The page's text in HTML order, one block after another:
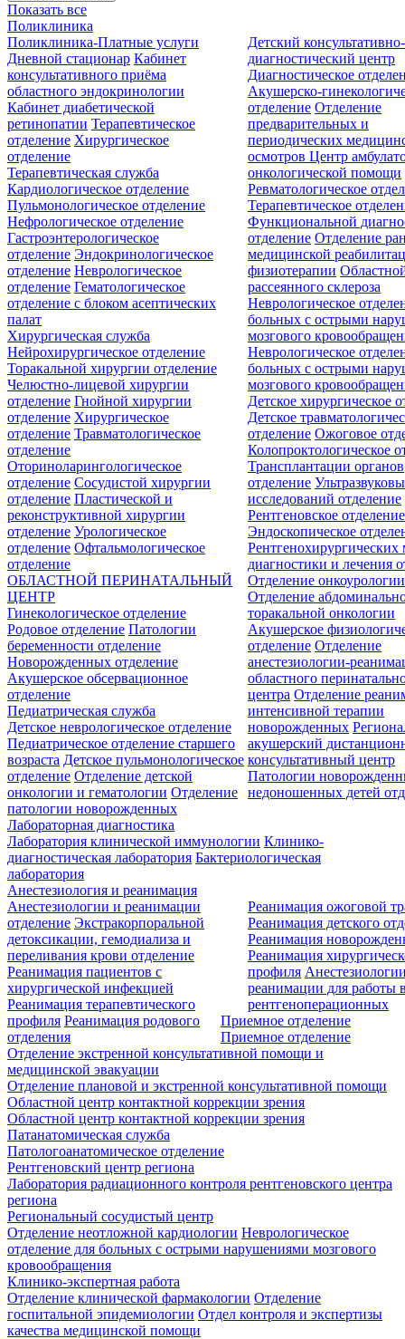
Показать все
Поликлиника
Поликлиника-Платные услуги
Дневной стационар Кабинет
консультативного приёма
областного эндокринологии
Кабинет диабетической
ретинопатии Терапевтическое
отделение Хирургическое
отделение
Детский консультативно-
диагностический центр
Диагностическое
Акушерско-
отделение Отделение
предварительных и
периодических
осмотровЦентр
онкологической помощи
Терапевтическая служба
Кардиологическое отделение
Пульмонологическое отделение
Нефрологическое отделение
Гастроэнтерологическое
отделение Эндокринологическое
отделение Неврологическое
отделение Гематологическое
отделение c блоком асептических
палат
Ревматологическое
Терапевтическое
Функциональной
отделение Отделение
медицинской
физиотерапии
рассеянного склероза
Неврологическое
больных с острыми
мозгового
Неврологическое
больных с острыми
мозгового
Хирургическая служба
Нейрохирургическое отделение
Торакальной хирургии отделение
Челюстно-лицевой хирургии
отделение Гнойной хирургии
отделение Хирургическое
отделение Травматологическое
отделение
Оториноларингологическое
отделение Сосудистой хирургии
отделение Пластической и
реконструктивной хирургии
отделение Урологическое
отделение Офтальмологическое
отделение
Детское хирургическое
Детское
отделение Ожоговое
Колопроктологическое
Трансплантации органов
отделение
исследований отделение
Рентгеновское отделение
Эндоскопическое
Рентгенохирургических
диагностики и лечения
Отделение онкоурологии
Отделение
торакальной онкологии
ОБЛАСТНОЙ ПЕРИНАТАЛЬНЫЙ
ЦЕНТР
Гинекологическое отделение
Родовое отделение Патологии
беременности отделение
Новорожденных отделение
Акушерское обсервационное
отделение
Акушерское
отделение Отделение
анестезиологии-
областного
центра Отделение
интенсивной терапии
новорожденных
акушерский
консультативный центр
Патологии
недоношенных детей
Педиатрическая служба
Детское неврологическое отделение
Педиатрическое отделение старшего
возраста Детское пульмонологическое
отделение Отделение детской
онкологии и гематологии Отделение
патологии новорожденных
Лабораторная диагностика
Лаборатория клинической иммунологии Клинико-
диагностическая лаборатория Бактериологическая
лаборатория
Анестезиология и реанимация
Анестезиологии и реанимации
отделение Экстракорпоральной
детоксикации, гемодиализа и
переливания крови отделение
Реанимация пациентов с
хирургической инфекцией
Реанимация терапевтического
профиля Реанимация родового
отделения
Реанимация ожоговой
Реанимация детского
Реанимация
Реанимация
профиля
реанимации для работы
рентгеноперационных
Приемное отделение
Приемное отделение
Отделение экстренной консультативной помощи и
медицинской эвакуации
Отделение плановой и экстренной консультативной помощи
Областной центр контактной коррекции зрения
Областной центр контактной коррекции зрения
Патанатомическая служба
Патологоанатомическое отделение
Рентгеновский центр региона
Лаборатория радиационного контроля рентгеновского центра
региона
Региональный сосудистый центр
Отделение неотложной кардиологии Неврологическое
отделение для больных с острыми нарушениями мозгового
кровообращения
Клинико-экспертная работа
Отделение клинической фармакологии Отделение
госпитальной эпидемиологии Отдел контроля и экспертизы
качества медицинской помощи